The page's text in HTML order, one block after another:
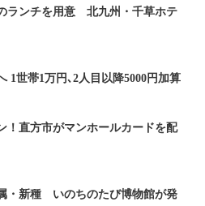
ランチを用意 北九州・千草ホテ
1世帯1万円､2人目以降5000円加算
！直方市がマンホールカードを配
・新種 いのちのたび博物館が発